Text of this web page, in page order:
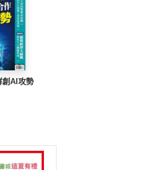
創AI攻勢